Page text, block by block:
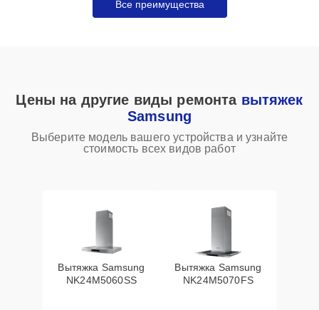
Все преимущества
Цены на другие виды ремонта вытяжек
Samsung
Выберите модель вашего устройства и узнайте
стоимость всех видов работ
Вытяжка Samsung
NK24M5060SS
Вытяжка Samsung
NK24M5070FS